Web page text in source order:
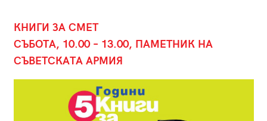
КНИГИ ЗА СМЕТ
СЪБОТА, 10.00 – 13.00, ПАМЕТНИК НА
СЪВЕТСКАТА АРМИЯ